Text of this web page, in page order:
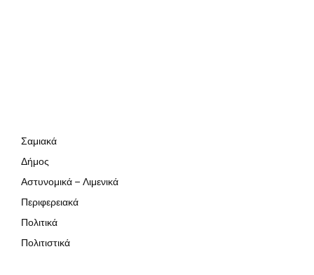
Σαμιακά
Δήμος
Αστυνομικά – Λιμενικά
Περιφερειακά
Πολιτικά
Πολιτιστικά